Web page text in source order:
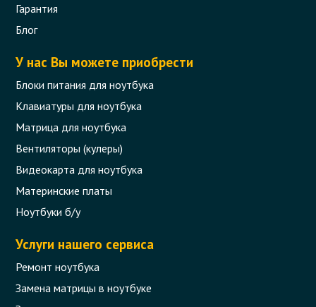
Гарантия
Блог
У нас Вы можете приобрести
Блоки питания для ноутбука
Клавиатуры для ноутбука
Матрица для ноутбука
Вентиляторы (кулеры)
Видеокарта для ноутбука
Материнские платы
Ноутбуки б/у
Услуги нашего сервиса
Ремонт ноутбука
Замена матрицы в ноутбуке